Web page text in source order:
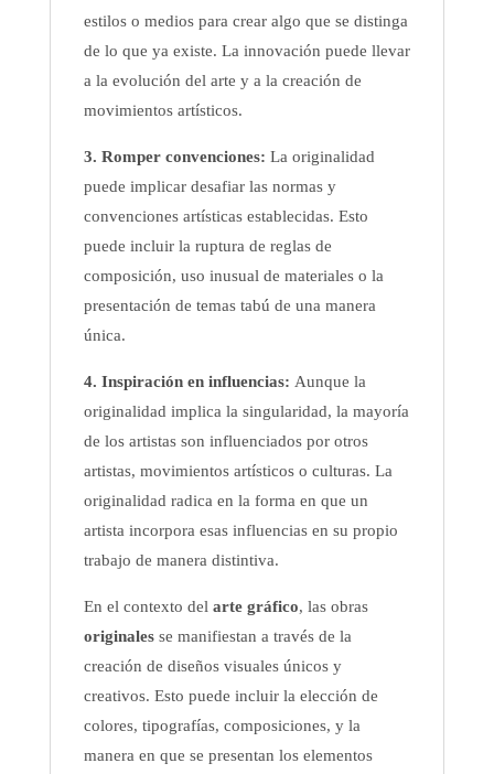
estilos o medios para crear algo que se distinga
de lo que ya existe. La innovación puede llevar
a la evolución del arte y a la creación de
movimientos artísticos.
3. Romper convenciones: La originalidad
puede implicar desafiar las normas y
convenciones artísticas establecidas. Esto
puede incluir la ruptura de reglas de
composición, uso inusual de materiales o la
presentación de temas tabú de una manera
única.
4. Inspiración en influencias: Aunque la
originalidad implica la singularidad, la mayoría
de los artistas son influenciados por otros
artistas, movimientos artísticos o culturas. La
originalidad radica en la forma en que un
artista incorpora esas influencias en su propio
trabajo de manera distintiva.
En el contexto del arte gráfico, las obras
originalesse manifiestan a través de la
creación de diseños visuales únicos y
creativos. Esto puede incluir la elección de
colores, tipografías, composiciones, y la
manera en que se presentan los elementos